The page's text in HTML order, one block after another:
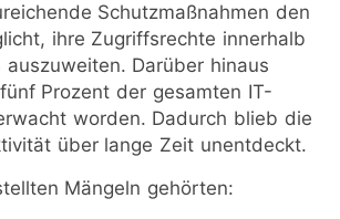
Schutzmaßnahmen den
ihre Zugriffsrechte innerhalb
Darüber hinaus
Prozent der gesamten IT-
worden. Dadurch blieb die
über lange Zeit unentdeckt.
Mängeln gehörten: